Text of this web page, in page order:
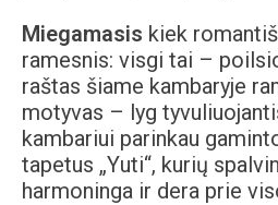
Miegamasis kiek
ramesnis: visgi tai –
raštas šiame kambaryje
motyvas – lyg
kambariui parinkau
tapetus „Yuti“, kurių
harmoninga ir dera prie